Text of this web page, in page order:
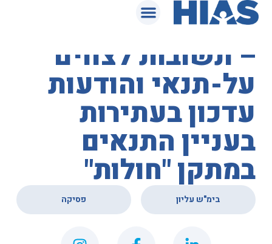
המאגר המשפטי
בית המשפט העליון
– תשובות לצווים
על-תנאי והודעות
עדכון בעתירות
בעניין התנאים
במתקן "חולות"
בימ"ש עליון פסיקה